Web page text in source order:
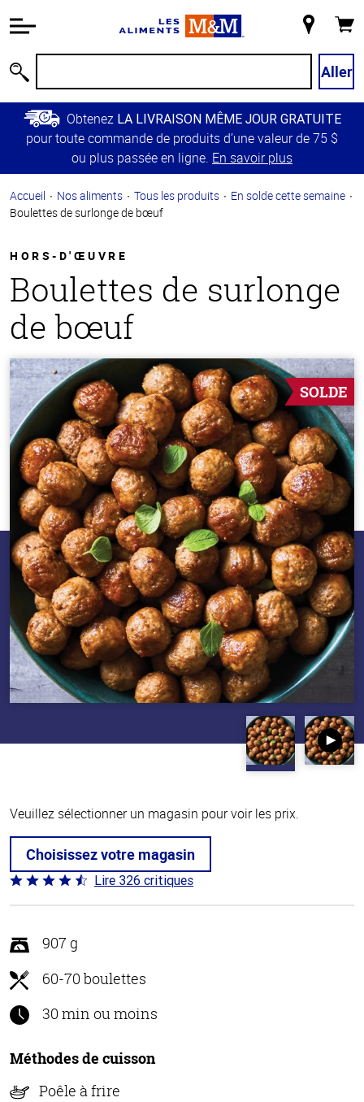
relative à
Passer
contenu
principal
Retour à
principale
magasin
Aller
Obtenez LA LIVRAISON MÊME JOUR GRATUITE
pour toute commande de produits d’une valeur de 75 $
ou plus passée en ligne. En savoir plus
Accueil Nos aliments Tous les produits
En solde cette semaine
Boulettes de surlonge de bœuf
HORS-D'ŒUVRE
Boulettes de surlonge
de bœuf
SOLDE
Veuillez sélectionner un magasin pour voir les prix.
Choisissez votre magasin
Coté
4.6 sur
Lire 326 critiques
907 g
60-70 boulettes
30 min ou moins
Méthodes de cuisson
Poêle à frire